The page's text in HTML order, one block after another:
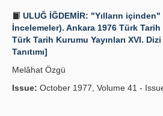
ULUĞ İĞDEMİR: "Yılların içinden"
İncelemeler). Ankara 1976 Türk Tarih
Türk Tarih Kurumu Yayınları XVI.
Tanıtımı]
Melâhat Özgü
Issue: October 1977, Volume 41 -